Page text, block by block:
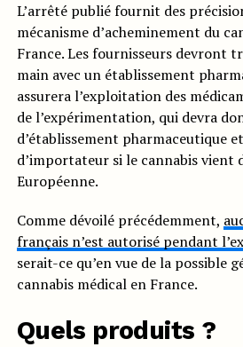
L’arrêté publié fournit des
mécanisme d’acheminement du
France. Les fournisseurs devront
main avec un établissement
assurera l’exploitation des
de l’expérimentation, qui devra
d’établissement pharmaceutique
d’importateur si le cannabis vient
Européenne.
Comme dévoilé précédemment,
français n’est autorisé pendant
serait-ce qu’en vue de la possible
cannabis médical en France.
Quels produits ?